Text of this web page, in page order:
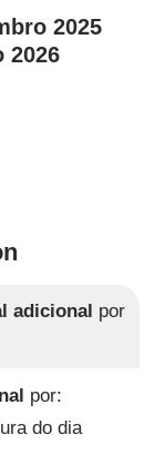
2025
2026
adicional por
por:
do dia